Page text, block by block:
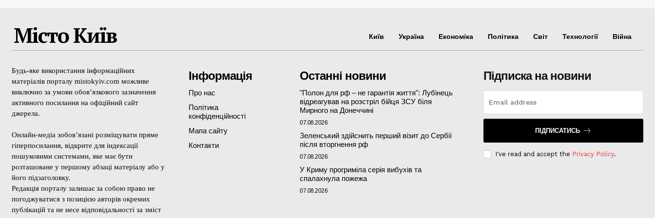
Місто Київ Київ Україна Економіка Політика Світ Технології Війна
Будь-яке використання інформаційних
матеріалів порталу mistokyiv.com можливе
виключно за умови обов’язкового зазначення
активного посилання на офіційний сайт
джерела.
Онлайн-медіа зобов’язані розміщувати пряме
гіперпосилання, відкрите для індексації
пошуковими системами, яке має бути
розташоване у першому абзаці матеріалу або у
його підзаголовку.
Редакція порталу залишає за собою право не
погоджуватися з позицією авторів окремих
публікацій та не несе відповідальності за зміст
Інформація
Про нас
Політика
конфіденційності
Мапа сайту
Контакти
Останні новини
"Полон для рф – не гарантія життя": Лубінець
відреагував на розстріл бійця ЗСУ біля
Мирного на Донеччині
07.08.2026
Зеленський здійснить перший візит до Сербії
після вторгнення рф
07.08.2026
У Криму прогриміла серія вибухів та
спалахнула пожежа
07.08.2026
Підписка на новини
ПІДПИСАТИСЬ
I've read and accept the Privacy Policy.